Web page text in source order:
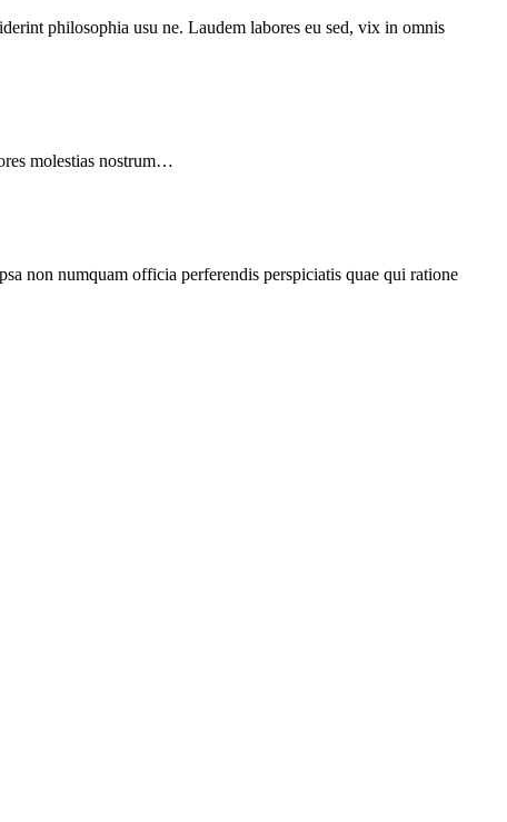
philosophia usu ne. Laudem labores eu sed, vix in omnis
molestias nostrum…
non numquam officia perferendis perspiciatis quae qui ratione